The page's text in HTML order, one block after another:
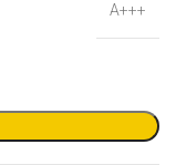
А+++